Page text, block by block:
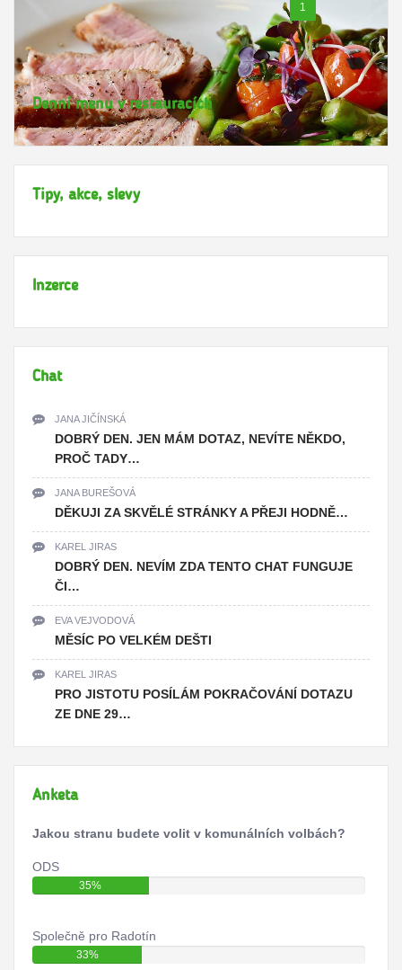
1
Denní menu v restauracích
Tipy, akce, slevy
Inzerce
Chat
JANA JIČÍNSKÁ
DOBRÝ DEN. JEN MÁM DOTAZ, NEVÍTE NĚKDO,
PROČ TADY…
JANA BUREŠOVÁ
DĚKUJI ZA SKVĚLÉ STRÁNKY A PŘEJI HODNĚ…
KAREL JIRAS
DOBRÝ DEN. NEVÍM ZDA TENTO CHAT FUNGUJE
ČI…
EVA VEJVODOVÁ
MĚSÍC PO VELKÉM DEŠTI
KAREL JIRAS
PRO JISTOTU POSÍLÁM POKRAČOVÁNÍ DOTAZU
ZE DNE 29…
Anketa
Jakou stranu budete volit v komunálních volbách?
ODS
35%
Společně pro Radotín
33%